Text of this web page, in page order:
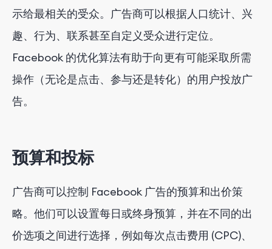
示给最相关的受众。广告商可以根据人口统计、兴
趣、行为、联系甚至自定义受众进行定位。
Facebook 的优化算法有助于向更有可能采取所需
操作（无论是点击、参与还是转化）的用户投放广
告。
预算和投标
广告商可以控制 Facebook 广告的预算和出价策
略。他们可以设置每日或终身预算，并在不同的出
价选项之间进行选择，例如每次点击费用 (CPC)、